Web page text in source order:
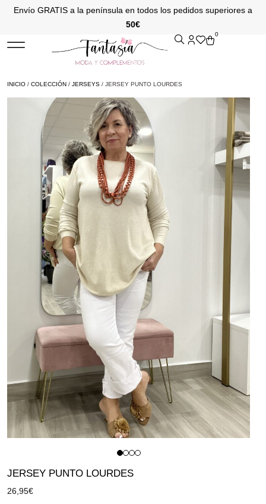
Envío GRATIS a la península en todos los pedidos superiores a
50€
0
INICIO / COLECCIÓN / JERSEYS / JERSEY PUNTO LOURDES
JERSEY PUNTO LOURDES
26,95€